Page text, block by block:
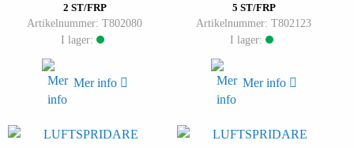
2 ST/FRP
Artikelnummer: T802080
I lager:
Mer info
5 ST/FRP
Artikelnummer: T802123
I lager:
Mer info